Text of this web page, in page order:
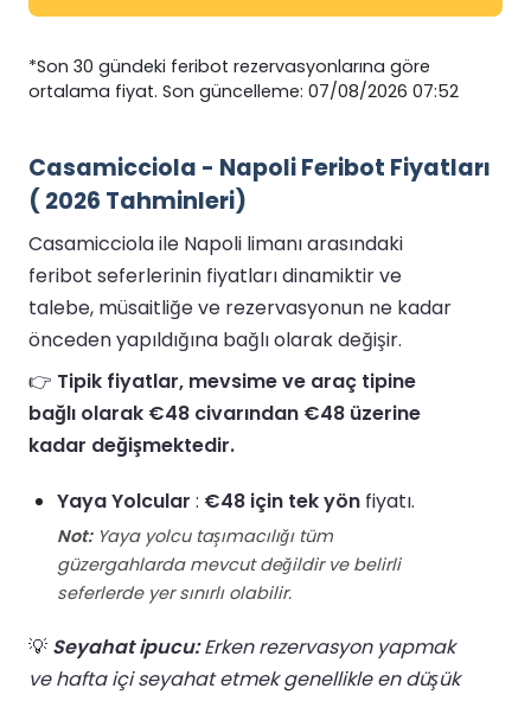
*Son 30 gündeki feribot rezervasyonlarına göre
ortalama fiyat. Son güncelleme: 07/08/2026 07:52
Casamicciola - Napoli Feribot Fiyatları
( 2026 Tahminleri)
Casamicciola ile Napoli limanı arasındaki
feribot seferlerinin fiyatları dinamiktir ve
talebe, müsaitliğe ve rezervasyonun ne kadar
önceden yapıldığına bağlı olarak değişir.
👉 Tipik fiyatlar, mevsime ve araç tipine
bağlı olarak €48 civarından €48 üzerine
kadar değişmektedir.
Yaya Yolcular : €48 için tek yön fiyatı.
Not:Yaya yolcu taşımacılığı tüm
güzergahlarda mevcut değildir ve belirli
seferlerde yer sınırlı olabilir.
💡 Seyahat ipucu:Erken rezervasyon yapmak
ve hafta içi seyahat etmek genellikle en düşük